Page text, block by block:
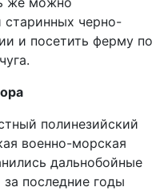
старинных черно-
и посетить ферму по
полинезийский
военно-морская
дальнобойные
последние годы